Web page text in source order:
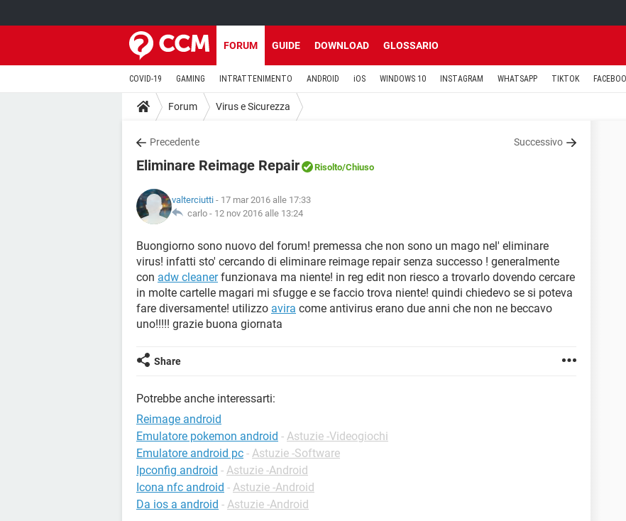
FORUM GUIDE DOWNLOAD GLOSSARIO
COVID-19 GAMING INTRATTENIMENTO ANDROID iOS WINDOWS 10 INSTAGRAM WHATSAPP TIKTOK
Forum Virus e Sicurezza
Precedente Successivo
Eliminare Reimage Repair Risolto/Chiuso
valterciutti - 17 mar 2016 alle 17:33
carlo - 12 nov 2016 alle 13:24
Buongiorno sono nuovo del forum! premessa che non sono un mago nel' eliminare
virus! infatti sto' cercando di eliminare reimage repair senza successo ! generalmente
con adw cleanerfunzionava ma niente! in reg edit non riesco a trovarlo dovendo cercare
in molte cartelle magari mi sfugge e se faccio trova niente! quindi chiedevo se si poteva
fare diversamente! utilizzo avira come antivirus erano due anni che non ne beccavo
uno!!!!! grazie buona giornata
Share
Potrebbe anche interessarti:
Reimage android
Emulatore pokemon android - Astuzie -Videogiochi
Emulatore android pc - Astuzie -Software
Ipconfig android - Astuzie -Android
Icona nfc android - Astuzie -Android
Da ios a android - Astuzie -Android